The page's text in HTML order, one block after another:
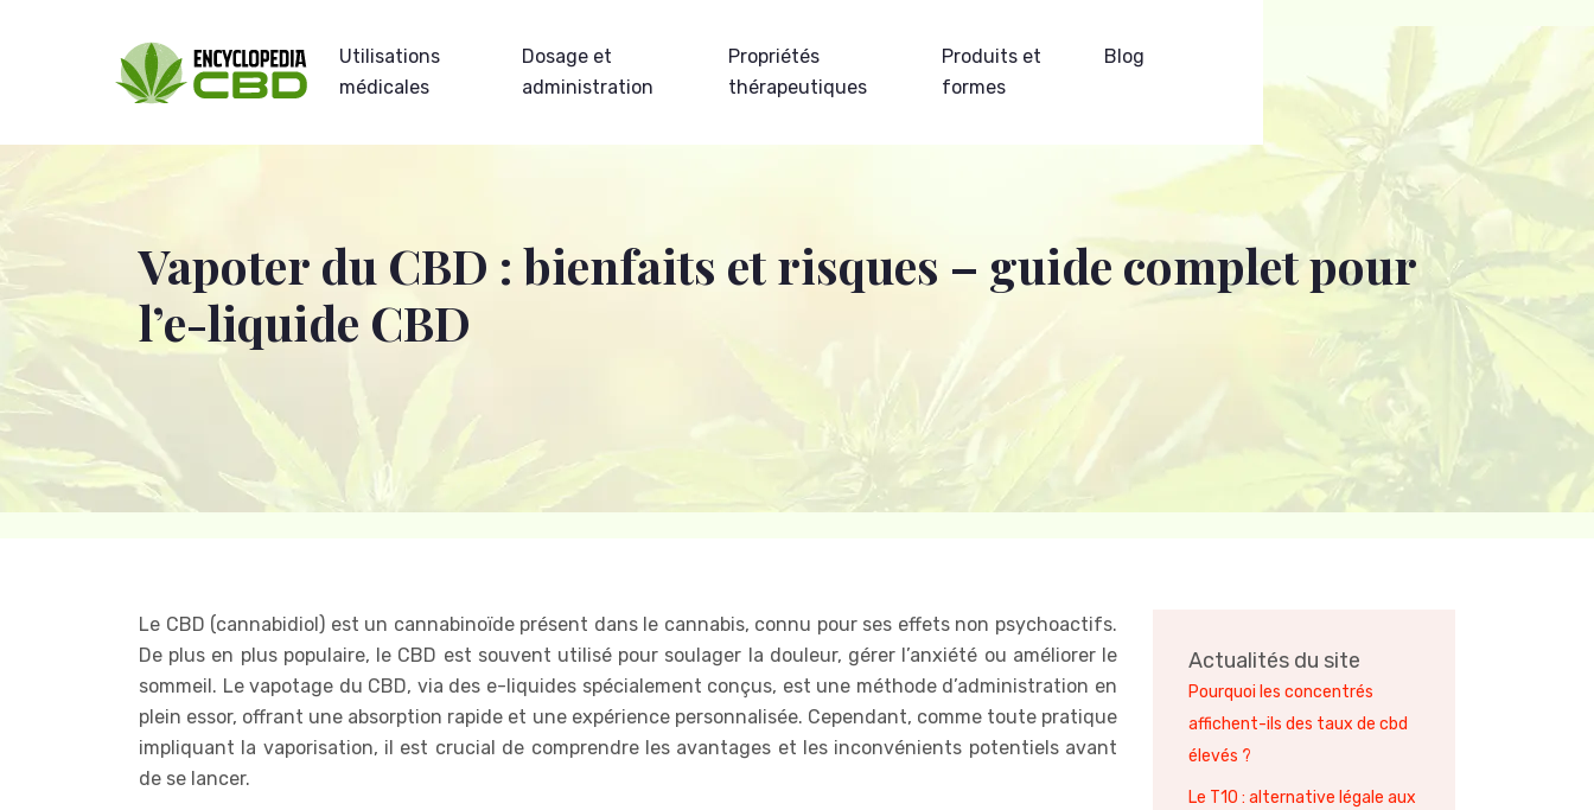
Utilisations
médicales
Dosage et
administration
Propriétés
thérapeutiques
Produits et
formes
Blog
Vapoter du CBD : bienfaits et risques – guide complet pour
l’e-liquide CBD
Le CBD (cannabidiol) est un cannabinoïde présent dans le cannabis, connu pour ses effets non psychoactifs.
De plus en plus populaire, le CBD est souvent utilisé pour soulager la douleur, gérer l’anxiété ou améliorer le
sommeil. Le vapotage du CBD, via des e-liquides spécialement conçus, est une méthode d’administration en
plein essor, offrant une absorption rapide et une expérience personnalisée. Cependant, comme toute pratique
impliquant la vaporisation, il est crucial de comprendre les avantages et les inconvénients potentiels avant
de se lancer.
Actualités du site
Pourquoi les concentrés
affichent-ils des taux de cbd
élevés ?
Le T10 : alternative légale aux